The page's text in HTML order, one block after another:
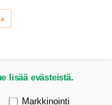
lisää evästeistä.
Markkinointi